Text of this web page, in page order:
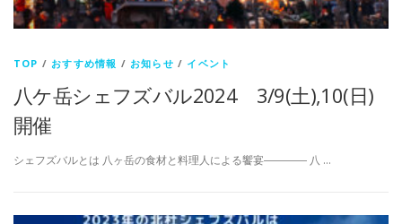
TOP / おすすめ情報 / お知らせ /イベント
八ケ岳シェフズバル2024 3/9(土),10(日)
開催
シェフズバルとは 八ヶ岳の食材と料理人による饗宴―――― 八 …